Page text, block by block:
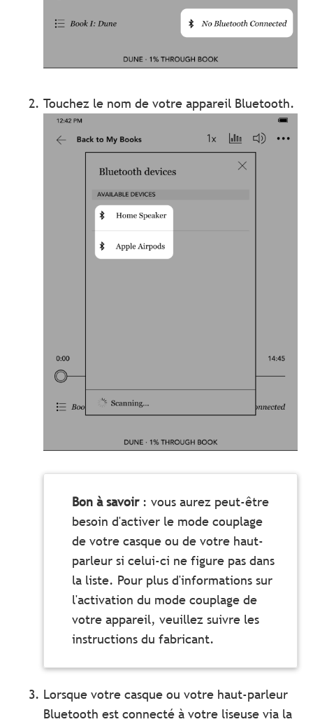
Touchez le nom de votre appareil Bluetooth.
Bon à savoir: vous aurez peut-être
besoin d'activer le mode couplage
de votre casque ou de votre haut-
parleur si celui-ci ne figure pas dans
la liste. Pour plus d'informations sur
l'activation du mode couplage de
votre appareil, veuillez suivre les
instructions du fabricant.
Lorsque votre casque ou votre haut-parleur
Bluetooth est connecté à votre liseuse via la